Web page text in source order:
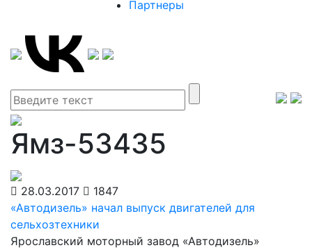
Партнеры
Ямз-53435
28.03.2017
1847
«Автодизель» начал выпуск двигателей для
сельхозтехники
Ярославский моторный завод «Автодизель»